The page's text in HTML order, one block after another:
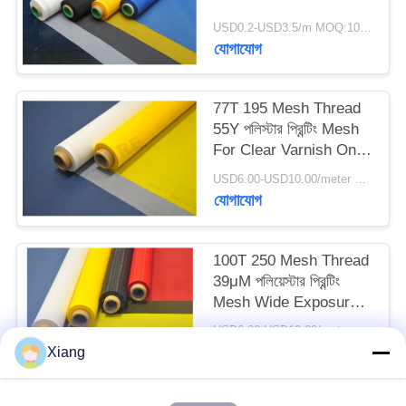
উদ্ধৃতি
অনুরোধ
সাইট
PRIVACY
POLICY
USD0.2-USD3.5/m MOQ:100 মিটার
যোগাযোগ
77T 195 Mesh Thread
55Y পলিস্টার প্রিন্টিং Mesh
For Clear Varnish On
Labels
USD6.00-USD10.00/meter MOQ:100 মিটার
যোগাযোগ
100T 250 Mesh Thread
39μM পলিয়েস্টার প্রিন্টিং
Mesh Wide Exposure
Tolerance
USD6.00-USD10.00/meter MOQ:৫০ মিটার
Xiang